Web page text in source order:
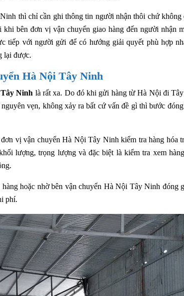
thì chỉ cần ghi thông tin người nhận thôi chứ không
bên đơn vị vận chuyển giao hàng đến người nhận
tiếp với người gửi để có hướng giải quyết phù hợp
lại được.
Hà Nội Tây Ninh
Ninh là rất xa. Do đó khi gửi hàng từ Hà Nội đi
vẹn, không xảy ra bất cứ vấn đề gì thì bước
vị vận chuyển Hà Nội Tây Ninh kiểm tra hàng hóa
lượng, trọng lượng và đặc biệt là kiểm tra xem
hoặc nhờ bên vận chuyển Hà Nội Tây Ninh đóng
phí.